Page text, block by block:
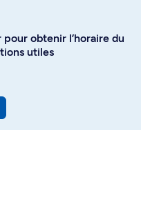
obtenir l’horaire du
utiles